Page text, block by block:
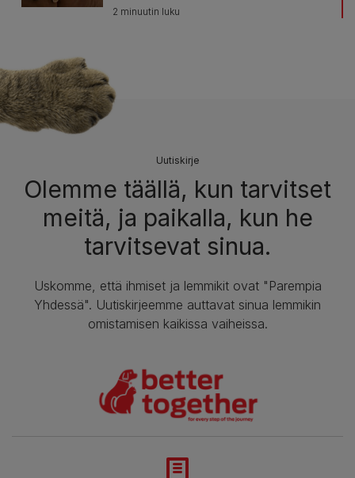
2 minuutin luku
Uutiskirje
Olemme täällä, kun tarvitset
meitä, ja paikalla, kun he
tarvitsevat sinua.
Uskomme, että ihmiset ja lemmikit ovat "Parempia
Yhdessä". Uutiskirjeemme auttavat sinua lemmikin
omistamisen kaikissa vaiheissa.